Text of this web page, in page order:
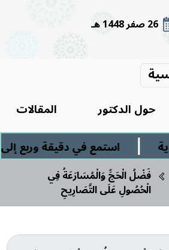
26 صفر 1448 هـ
حول الدكتور
المقالات
| استمع في دقيقة وربع إلى:
فَضْلُ الْحَجِّ وَالْمُسَارَعَةُ فِي
الْحُصُولِ عَلَى التَّصَارِيحِ